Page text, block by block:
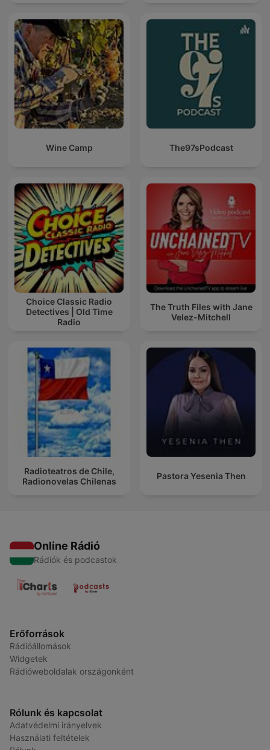
Wine Camp The97sPodcast
Choice Classic Radio
Detectives | Old Time
Radio
The Truth Files with Jane
Velez-Mitchell
Radioteatros de Chile,
Radionovelas Chilenas
Pastora Yesenia Then
Online Rádió
Rádiók és podcastok
Erőforrások
Rádióállomások
Widgetek
Rádióweboldalak országonként
Rólunk és kapcsolat
Adatvédelmi irányelvek
Használati feltételek